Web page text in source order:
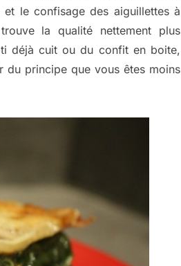
et le confisage des aiguillettes à
la qualité nettement plus
déjà cuit ou du confit en boite,
du principe que vous êtes moins